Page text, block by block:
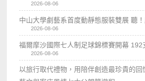
2026-08-06
中山大學劇藝系首度動靜態服裝雙展 聽
2026-08-06
福爾摩沙國際七人制足球錦標賽開幕 192
2026-08-06
以旅行取代禮物，用陪伴創造最珍貴的回